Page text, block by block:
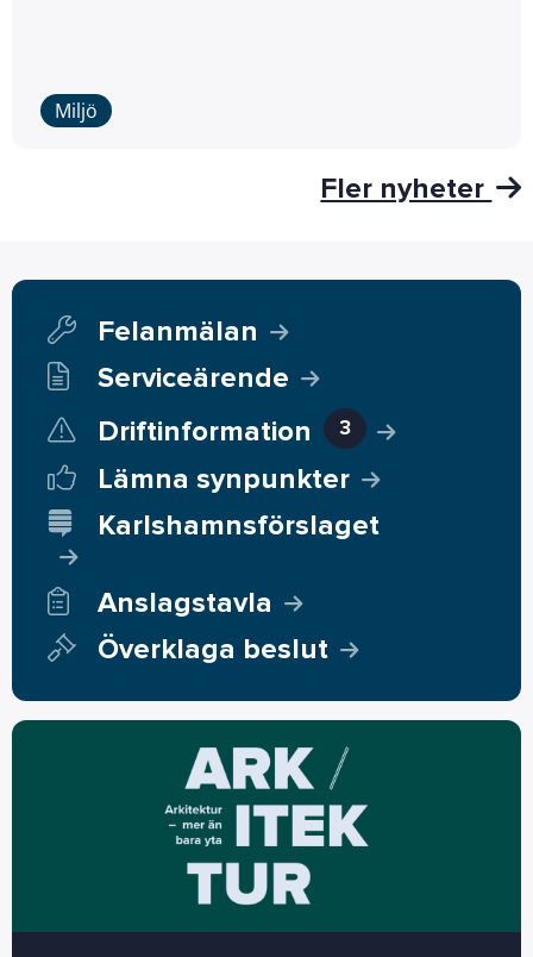
Miljö
Fler nyheter
Felanmälan
Serviceärende
Driftinformation
3
Lämna synpunkter
Karlshamnsförslaget
Anslagstavla
Överklaga beslut